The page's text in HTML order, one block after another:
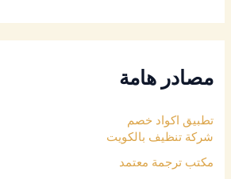
مصادر هامة
تطبيق اكواد خصم
شركة تنظيف بالكويت
مكتب ترجمة معتمد